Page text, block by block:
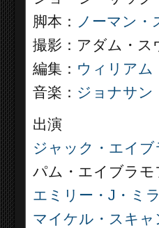
脚本： ノーマン・
撮影：アダム・ス
編集： ウィリアム
音楽： ジョナサン
出演
ジャック・エイブ
パム・エイブラモ
エミリー・J・ミ
マイケル・スキャ